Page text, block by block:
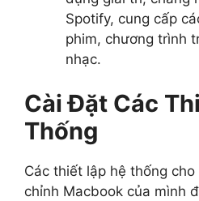
Spotify, cung cấp
phim, chương trình
nhạc.
Cài Đặt Các
Thống
Các thiết lập hệ thống
chỉnh Macbook của mình